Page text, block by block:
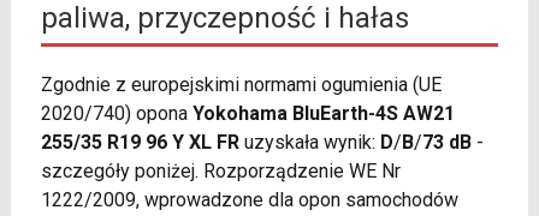
paliwa, przyczepność i hałas
Zgodnie z europejskimi normami ogumienia (UE
2020/740) opona Yokohama BluEarth-4S AW21
255/35 R19 96 Y XL FRuzyskała wynik: D/B/73 dB-
szczegóły poniżej. Rozporządzenie WE Nr
1222/2009, wprowadzone dla opon samochodów